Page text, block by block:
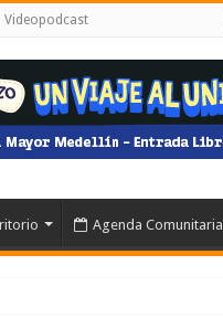
Videopodcast
Agenda Comunitaria